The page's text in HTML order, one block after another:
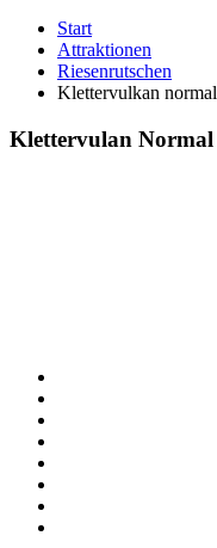
Start
Attraktionen
Riesenrutschen
Klettervulkan normal
Klettervulan Normal